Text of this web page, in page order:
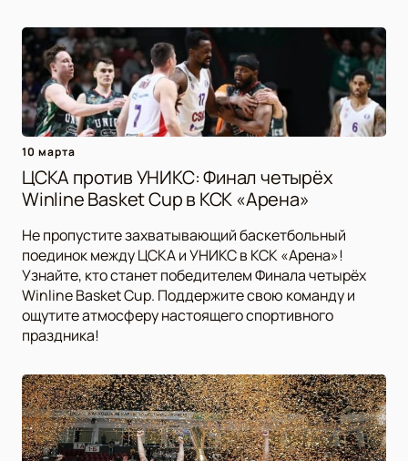
10 марта
ЦСКА против УНИКС: Финал четырёх
Winline Basket Cup в КСК «Арена»
Не пропустите захватывающий баскетбольный
поединок между ЦСКА и УНИКС в КСК «Арена»!
Узнайте, кто станет победителем Финала четырёх
Winline Basket Cup. Поддержите свою команду и
ощутите атмосферу настоящего спортивного
праздника!